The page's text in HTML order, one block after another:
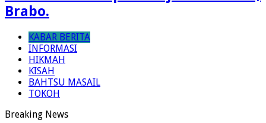
Brabo.
KABAR BERITA
INFORMASI
HIKMAH
KISAH
BAHTSU MASAIL
TOKOH
Breaking News